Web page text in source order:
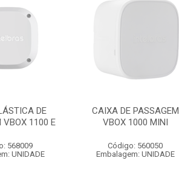
DE
VBOX 1100 E
568009
UNIDADE
CAIXA DE PASSAGEM
VBOX 1000 MINI
Código: 560050
Embalagem: UNIDADE